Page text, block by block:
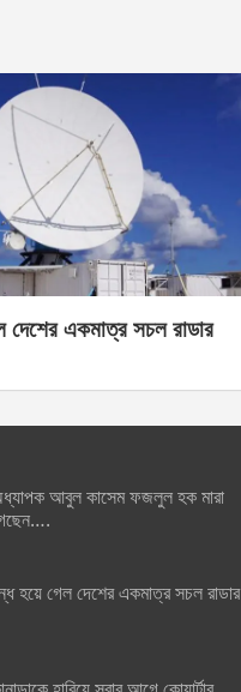
দেশের একমাত্র সচল রাডার
আবুল কাসেম ফজলুল হক মারা
হয়ে গেল দেশের একমাত্র সচল রাডার